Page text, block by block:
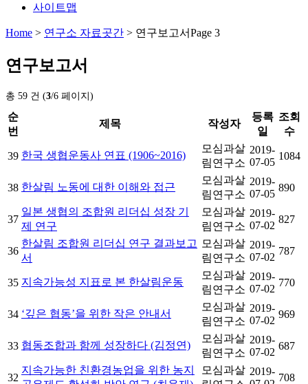
사이트맵
Home > 연구소 자료곳간 > 연구보고서Page 3
연구보고서
총 59 건 (3/6 페이지)
순
번
제목 작성자
등록
일
조회
수
39 한국 생협운동사 연표 (1906~2016)
모심과살
림연구소
2019-
07-05
1084
38 한살림 노동에 대한 이해와 접근
모심과살
림연구소
2019-
07-05
890
37
일본 생협의 조합원 리더십 성장 기
제 연구
모심과살
림연구소
2019-
07-02
827
36
한살림 조합원 리더십 연구 결과보고
서
모심과살
림연구소
2019-
07-02
787
35 지속가능성 지표로 본 한살림운동
모심과살
림연구소
2019-
07-02
770
34 ‘깊은 협동’을 위한 작은 안내서
모심과살
림연구소
2019-
07-02
969
33 협동조합과 함께 성장하다 (김정연)
모심과살
림연구소
2019-
07-02
687
32
지속가능한 친환경농업을 위한 농지
모심과살 2019-
708